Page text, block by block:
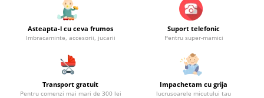
Asteapta-l cu ceva frumos
Imbracaminte, accesorii, jucarii
Suport telefonic
Pentru super-mamici
Transport gratuit
Pentru comenzi mai mari de 300 lei
Impachetam cu grija
lucrusoarele micutului tau